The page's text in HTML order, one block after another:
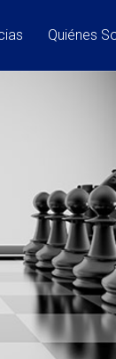
Quiénes